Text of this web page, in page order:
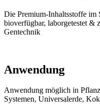
Die Premium-Inhaltsstoffe
bioverfügbar, laborgetestet &
Gentechnik
Anwendung
Anwendung möglich in
Systemen, Universalerde,